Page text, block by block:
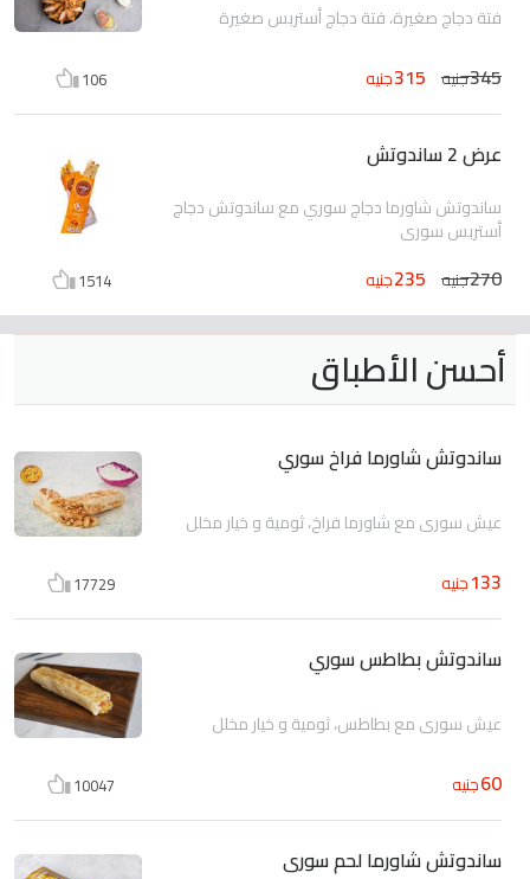
فتة دجاج صغيرة، فتة دجاج أستربس صغيرة
345جنيه 315جنيه 106
عرض 2 ساندوتش
ساندوتش شاورما دجاج سوري مع ساندوتش دجاج
أستربس سوري
270جنيه 235جنيه 1514
أحسن الأطباق
ساندوتش شاورما فراخ سوري
عيش سورى مع شاورما فراخ، ثومية و خيار مخلل
133جنيه 17729
ساندوتش بطاطس سوري
عيش سورى مع بطاطس، ثومية و خيار مخلل
60جنيه 10047
ساندوتش شاورما لحم سورى